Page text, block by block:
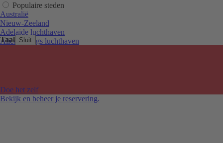
Taal Sluit
Doe het zelf
Bekijk en beheer je reservering.
Populaire steden
Australië
Nieuw-Zeeland
Adelaide luchthaven
Alice Springs luchthaven
Melbourne Tullamarine luchthaven
Perth luchthaven
Sydney luchthaven